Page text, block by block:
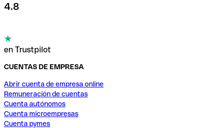
4.8
en Trustpilot
CUENTAS DE EMPRESA
Abrir cuenta de empresa online
Remuneración de cuentas
Cuenta autónomos
Cuenta microempresas
Cuenta pymes